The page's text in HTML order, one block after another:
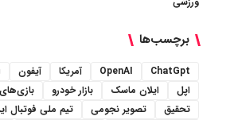
برچسب‌ها
ChatGpt
OpenAI آمریکا آیفون
اپل
ایلان ماسک بازار خودرو
تحقیق
تصویر نجومی تیم ملی فوتبال